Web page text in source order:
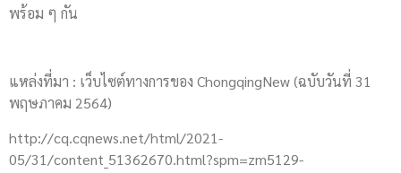
พร้อม ๆ กัน
แหล่งที่มา : เว็บไซต์ทางการของ ChongqingNew (ฉบับวันที่ 31
พฤษภาคม 2564)
http://cq.cqnews.net/html/2021-
05/31/content_51362670.html?spm=zm5129-